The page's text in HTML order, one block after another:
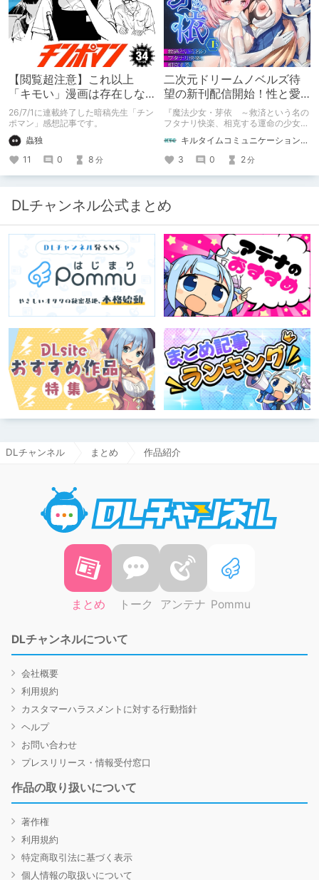
【閲覧超注意】これ以上
「キモい」漫画は存在しな
い？チンポマンとかいう
「魂の殺人」の完成形
26/7/1に連載終了した暗稿先生「チン
ポマン」感想記事です。
蟲独
11
0 8 分
二次元ドリームノベルズ待
望の新刊配信開始！性と愛
が渦巻く、ファンタジー官
能小説開幕！
『魔法少女・芽依 ～救済という名の
フタナリ快楽、相克する運命の少女た
ト：鳩春 一気に上・下巻が同時配
信！
キルタイムコミュニケーション（KTC）の作品を一人でも多くの人に知ってほしい人
3
0 2分
DLチャンネル公式まとめ
DLチャンネル まとめ 作品紹介
まとめ トーク アンテナ Pommu
DLチャンネルについて
会社概要
利用規約
カスタマーハラスメントに対する行動指針
ヘルプ
お問い合わせ
プレスリリース・情報受付窓口
作品の取り扱いについて
著作権
利用規約
特定商取引法に基づく表示
個人情報の取扱いについて